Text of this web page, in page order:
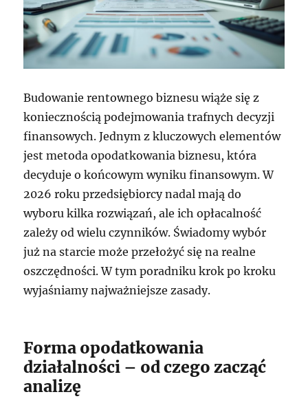
Budowanie rentownego biznesu wiąże się z
koniecznością podejmowania trafnych decyzji
finansowych. Jednym z kluczowych elementów
jest metoda opodatkowania biznesu, która
decyduje o końcowym wyniku finansowym. W
2026 roku przedsiębiorcy nadal mają do
wyboru kilka rozwiązań, ale ich opłacalność
zależy od wielu czynników. Świadomy wybór
już na starcie może przełożyć się na realne
oszczędności. W tym poradniku krok po kroku
wyjaśniamy najważniejsze zasady.
Forma opodatkowania
działalności – od czego zacząć
analizę